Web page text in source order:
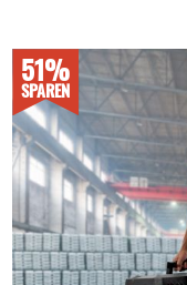
51%
SPAREN